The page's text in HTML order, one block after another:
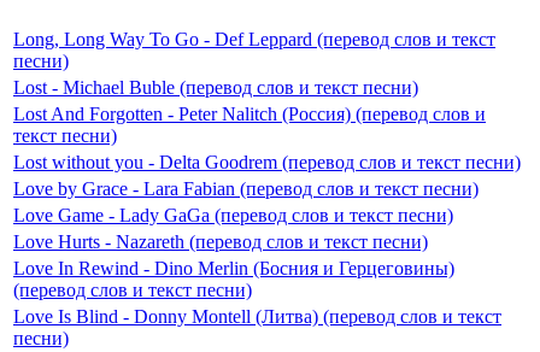
Long, Long Way To Go - Def Leppard (перевод слов и текст
песни)
Lost - Michael Buble (перевод слов и текст песни)
Lost And Forgotten - Peter Nalitch (Россия) (перевод слов и
текст песни)
Lost without you - Delta Goodrem (перевод слов и текст песни)
Love by Grace - Lara Fabian (перевод слов и текст песни)
Love Game - Lady GaGa (перевод слов и текст песни)
Love Hurts - Nazareth (перевод слов и текст песни)
Love In Rewind - Dino Merlin (Босния и Герцеговины)
(перевод слов и текст песни)
Love Is Blind - Donny Montell (Литва) (перевод слов и текст
песни)